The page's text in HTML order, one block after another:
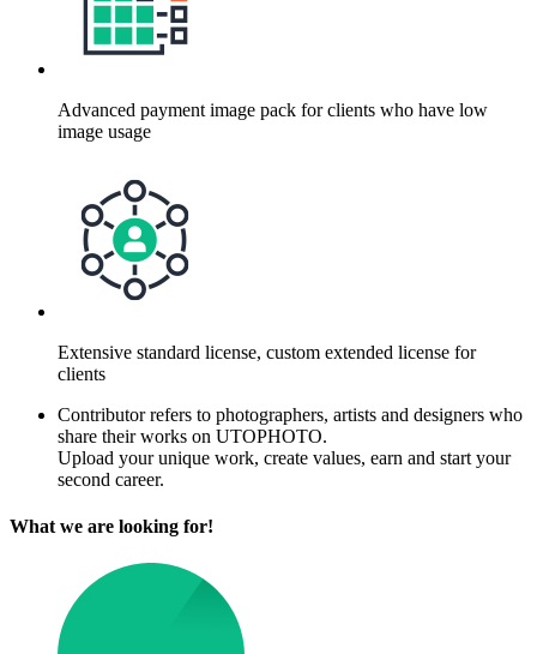
Advanced payment image pack for clients who have low
image usage
Extensive standard license, custom extended license for
clients
Contributor refers to photographers, artists and designers who
share their works on UTOPHOTO.
Upload your unique work, create values, earn and start your
second career.
What we are looking for!